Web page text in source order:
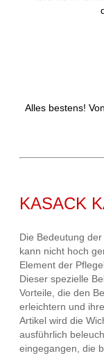
Alles bestens!
KASACK
Die Bedeutung
kann nicht hoch
Element der
Dieser spezielle
Vorteile, die den
erleichtern und
Artikel wird die
ausführlich
eingegangen, die